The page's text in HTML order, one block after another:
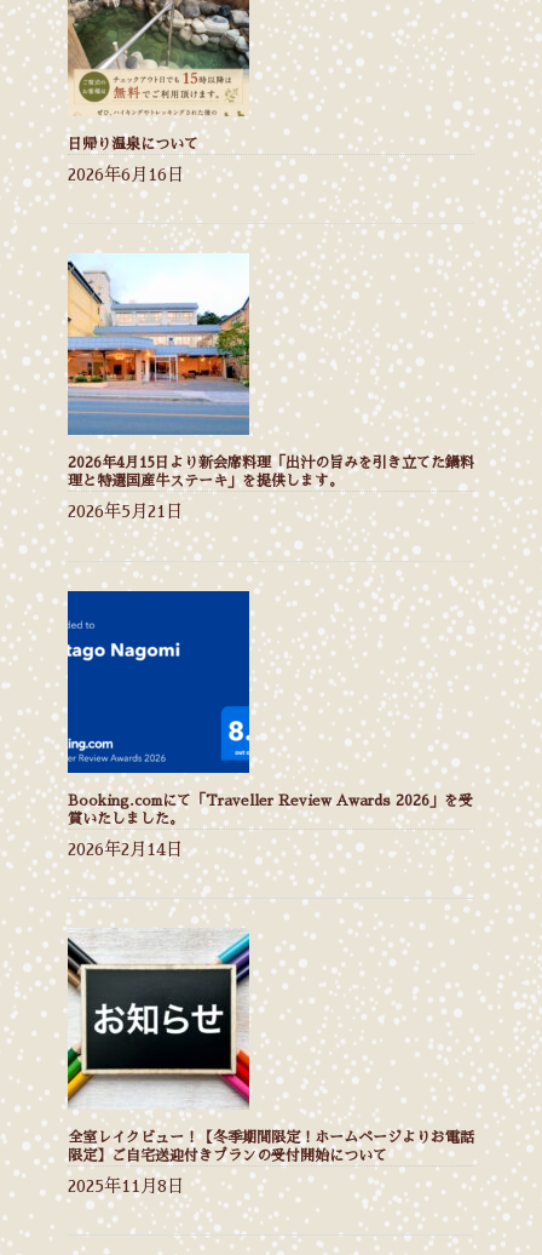
日帰り温泉について
2026年6月16日
2026年4月15日より新会席料理「出汁の旨みを引き立てた鍋料
理と特選国産牛ステーキ」を提供します。
2026年5月21日
Booking.comにて「Traveller Review Awards 2026」を受
賞いたしました。
2026年2月14日
全室レイクビュー！【冬季期間限定！ホームページよりお電話
限定】ご自宅送迎付きプランの受付開始について
2025年11月8日